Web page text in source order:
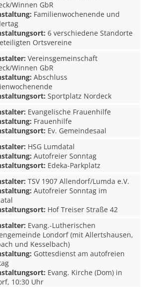
Winnen GbR
Familienwochenende und
6 verschiedene Standorte
Ortsvereine
Vereinsgemeinschaft
Winnen GbR
Abschluss
Sportplatz Nordeck
Evangelische Frauenhilfe
Frauenhilfe
Ev. Gemeindesaal
HSG Lumdatal
Autofreier Sonntag
Edeka-Parkplatz
TSV 1907 Allendorf/Lumda e.V.
Autofreier Sonntag im
Hof Treiser Straße 42
Evang.-Lutherischen
Londorf (mit Allertshausen,
und Kesselbach)
Gottesdienst am autofreien
Evang. Kirche (Dom) in
10:30 Uhr